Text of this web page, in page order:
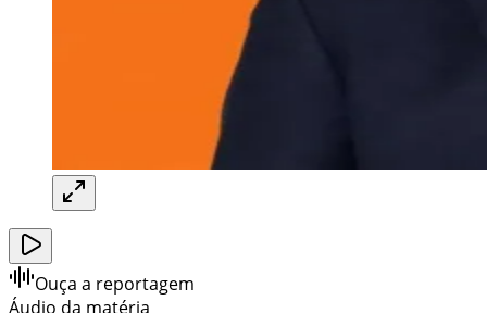
Ouça a reportagem
Áudio da matéria